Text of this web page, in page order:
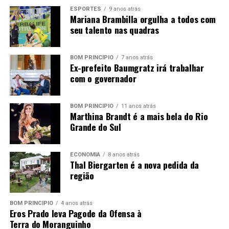
YouTube
ESPORTES 9 anos atrás
Mariana Brambilla orgulha a todos com
seu talento nas quadras
BOM PRINCÍPIO 7 anos atrás
Ex-prefeito Baumgratz irá trabalhar
com o governador
BOM PRINCÍPIO 11 anos atrás
Marthina Brandt é a mais bela do Rio
Grande do Sul
ECONOMIA 8 anos atrás
Thal Biergarten é a nova pedida da
região
BOM PRINCÍPIO 4 anos atrás
Eros Prado leva Pagode da Ofensa à
Terra do Moranguinho